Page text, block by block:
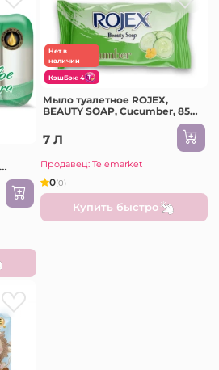
Нет в
наличии
КэшБэк: 4
Мыло туалетное ROJEX,
BEAUTY SOAP, Cucumber, 85
7 Л
Продавец: Telemarket
0(0)
Купить быстро